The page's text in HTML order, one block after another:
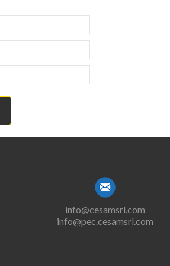
info@cesamsrl.com
info@pec.cesamsrl.com